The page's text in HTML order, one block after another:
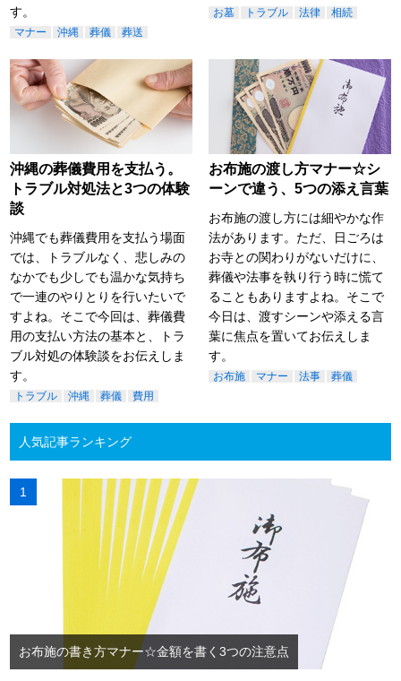
す。
マナー 沖縄 葬儀 葬送
お墓 トラブル 法律 相続
沖縄の葬儀費用を支払う。
トラブル対処法と3つの体験
談
沖縄でも葬儀費用を支払う場面
では、トラブルなく、悲しみの
なかでも少しでも温かな気持ち
で一連のやりとりを行いたいで
すよね。そこで今回は、葬儀費
用の支払い方法の基本と、トラ
ブル対処の体験談をお伝えしま
す。
トラブル 沖縄 葬儀 費用
お布施の渡し方マナー☆シ
ーンで違う、5つの添え言葉
お布施の渡し方には細やかな作
法があります。ただ、日ごろは
お寺との関わりがないだけに、
葬儀や法事を執り行う時に慌て
ることもありますよね。そこで
今日は、渡すシーンや添える言
葉に焦点を置いてお伝えしま
す。
お布施 マナー 法事 葬儀
人気記事ランキング
お布施の書き方マナー☆金額を書く3つの注意点